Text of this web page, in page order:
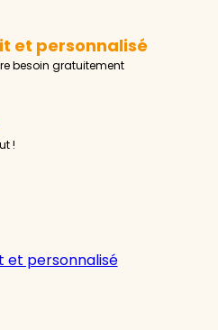
et personnalisé
besoin gratuitement
!
et personnalisé